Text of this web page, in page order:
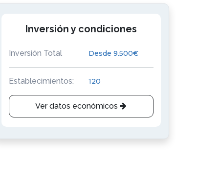
Inversión y condiciones
Inversión Total Desde 9.500€
Establecimientos: 120
Ver datos económicos